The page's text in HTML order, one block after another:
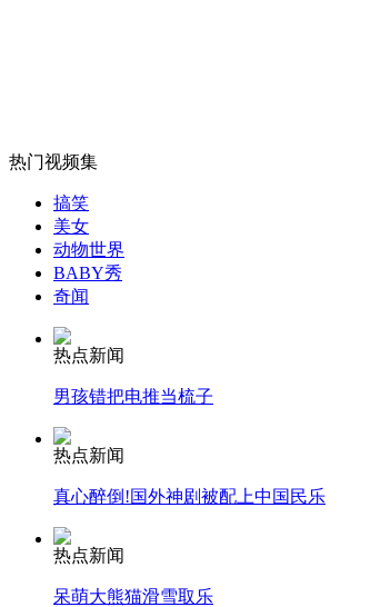
女孩北京地铁殴打老人 痛下狠手拳打脚踢
无痛分娩是否安全 医生回应
外交部：有关国家言论片面不公正
安徽一实载49人客车翻车
热门视频集
搞笑
美女
动物世界
BABY秀
奇闻
热点新闻
男孩错把电推当梳子
热点新闻
真心醉倒!国外神剧被配上中国民乐
热点新闻
呆萌大熊猫滑雪取乐